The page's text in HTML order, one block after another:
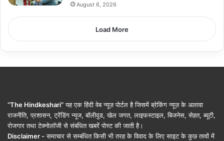
August 6, 2026
Load More
“The Hindkeshari”यह एक हिंदी वेब न्यूज़ पोर्टल है जिसमें ब्रेकिंग न्यूज़ के अलावा
राजनीति, प्रशासन, ट्रेंडिंग न्यूज, बॉलीवुड, खेल जगत, लाइफस्टाइल, बिजनेस, सेहत, ब्यूटी,
रोजगार तथा टेक्नोलॉजी से संबंधित खबरें पोस्ट की जाती है।
Disclaimer - समाचार से सम्बंधित किसी भी तरह के विवाद के लिए साइट के कुछ तत्वों में